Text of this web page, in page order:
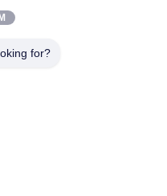
de pompe de livraison
for?